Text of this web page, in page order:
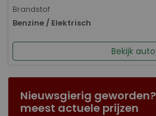
Brandstof
Benzine / Elektrisch
Bekijk auto
Nieuwsgierig
meest actuele prijzen